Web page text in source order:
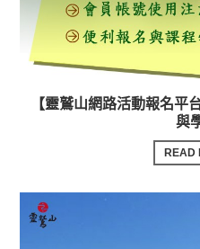
【靈鷲山網路活動報名平
與
READ